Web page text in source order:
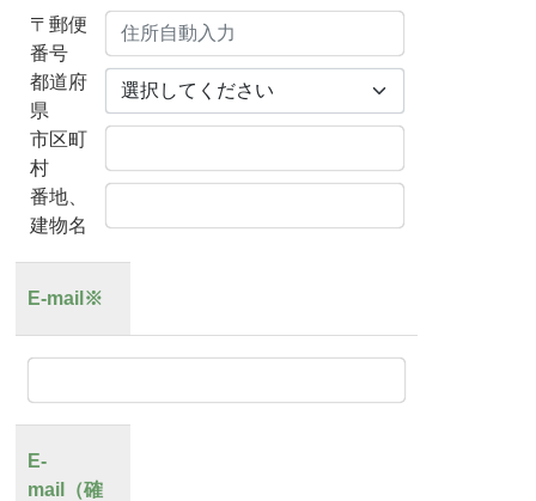
〒郵便
番号
都道府
県
市区町
村
番地、
建物名
E-mail※
E-
mail（確